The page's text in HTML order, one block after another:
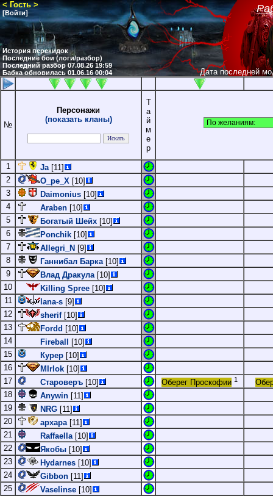
< Гость >
[Войти]
История перекидок
Последние бои (логи/разбор)
Последний разбор 07.08.26 19:59
Бабка обновилась 01.06.16 00:04
Дата последней
№
Персонажи
(показать кланы)
Т
а
й
м
е
р
1
Ja[11]
2
O_pe_X [10]
3
Daimonius [10]
4
Araben [10]
5
Богатый Шейх [10]
6
Ponchik [10]
7
Allegri_N [9]
8
Ганнибал Барка[10]
9
Влад Дракула[10]
10
Killing Spree [10]
11
lana-s [9]
12
sherif[10]
13
Fordd [10]
14
Fireball
[10]
15
Курер [10]
16
MIrlok [10]
17
Староверъ [10] Оберег Проскофии 1
18
Anywin [11]
19
NRG [11]
20
архара[11]
21
Raffaella[10]
22
Якобы [10]
23
Hydarnes [10]
24
Gibbon [11]
25
Vaselinse [10]